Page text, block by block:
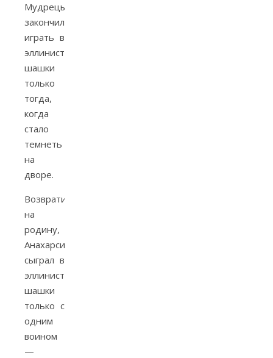
Мудрецы
закончили
играть в
эллинистические
шашки
только
тогда,
когда
стало
темнеть
на
дворе.
Возвратившись
на
родину,
Анахарсис
сыграл в
эллинистические
шашки
только с
одним
воином
—